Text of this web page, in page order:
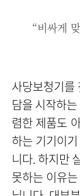
“비싸게
사당보청기를
담을 시작하
렴한 제품도
하는 기기이
니다. 하지만
못하는 이유